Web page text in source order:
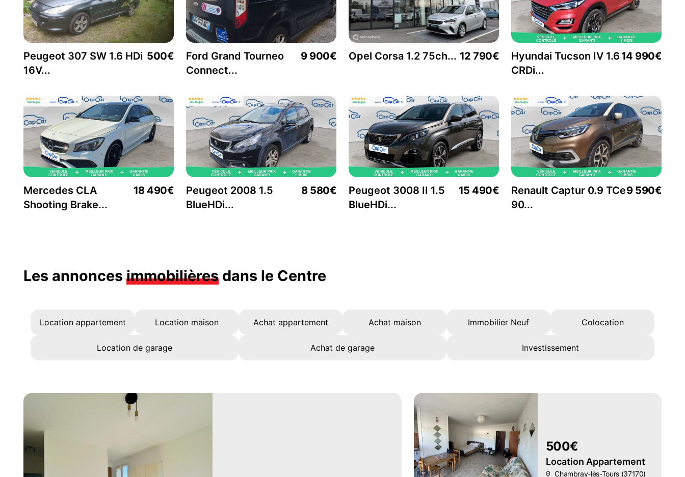
Peugeot 307 SW 1.6 HDi
16V...
500€
Ford Grand Tourneo
Connect...
9 900€ Opel Corsa 1.2 75ch... 12 790€
Hyundai Tucson IV 1.6
CRDi...
14 990€
Mercedes CLA
Shooting Brake...
18 490€
Peugeot 2008 1.5
BlueHDi...
8 580€
Peugeot 3008 II 1.5
BlueHDi...
15 490€
Renault Captur 0.9 TCe
90...
9 590€
Les annonces immobilières dans le Centre
Location appartement Location maison Achat appartement Achat maison Immobilier Neuf Colocation
Location de garage Achat de garage Investissement
500€
Location Appartement
Chambray-lès-Tours (37170)